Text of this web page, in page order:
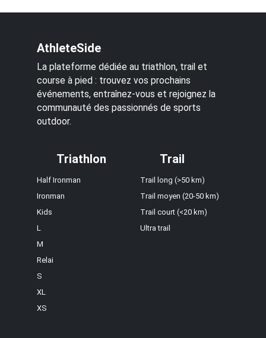
AthleteSide
La plateforme dédiée au triathlon, trail et
course à pied : trouvez vos prochains
événements, entraînez-vous et rejoignez la
communauté des passionnés de sports
outdoor.
Triathlon
Half Ironman
Ironman
Kids
L
M
Relai
S
XL
XS
Trail
Trail long (>50 km)
Trail moyen (20-50 km)
Trail court (<20 km)
Ultra trail